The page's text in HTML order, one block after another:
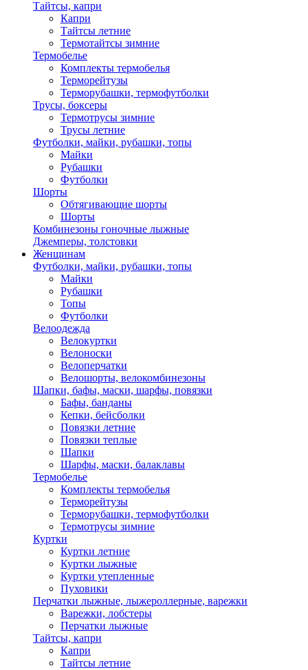
Тайтсы, капри
Капри
Тайтсы летние
Термотайтсы зимние
Термобелье
Комплекты термобелья
Терморейтузы
Терморубашки, термофутболки
Трусы, боксеры
Термотрусы зимние
Трусы летние
Футболки, майки, рубашки, топы
Майки
Рубашки
Футболки
Шорты
Обтягивающие шорты
Шорты
Комбинезоны гоночные лыжные
Джемперы, толстовки
Женщинам
Футболки, майки, рубашки, топы
Майки
Рубашки
Топы
Футболки
Велоодежда
Велокуртки
Велоноски
Велоперчатки
Велошорты, велокомбинезоны
Шапки, бафы, маски, шарфы, повязки
Бафы, банданы
Кепки, бейсболки
Повязки летние
Повязки теплые
Шапки
Шарфы, маски, балаклавы
Термобелье
Комплекты термобелья
Терморейтузы
Терморубашки, термофутболки
Термотрусы зимние
Куртки
Куртки летние
Куртки лыжные
Куртки утепленные
Пуховики
Перчатки лыжные, лыжероллерные, варежки
Варежки, лобстеры
Перчатки лыжные
Тайтсы, капри
Капри
Тайтсы летние